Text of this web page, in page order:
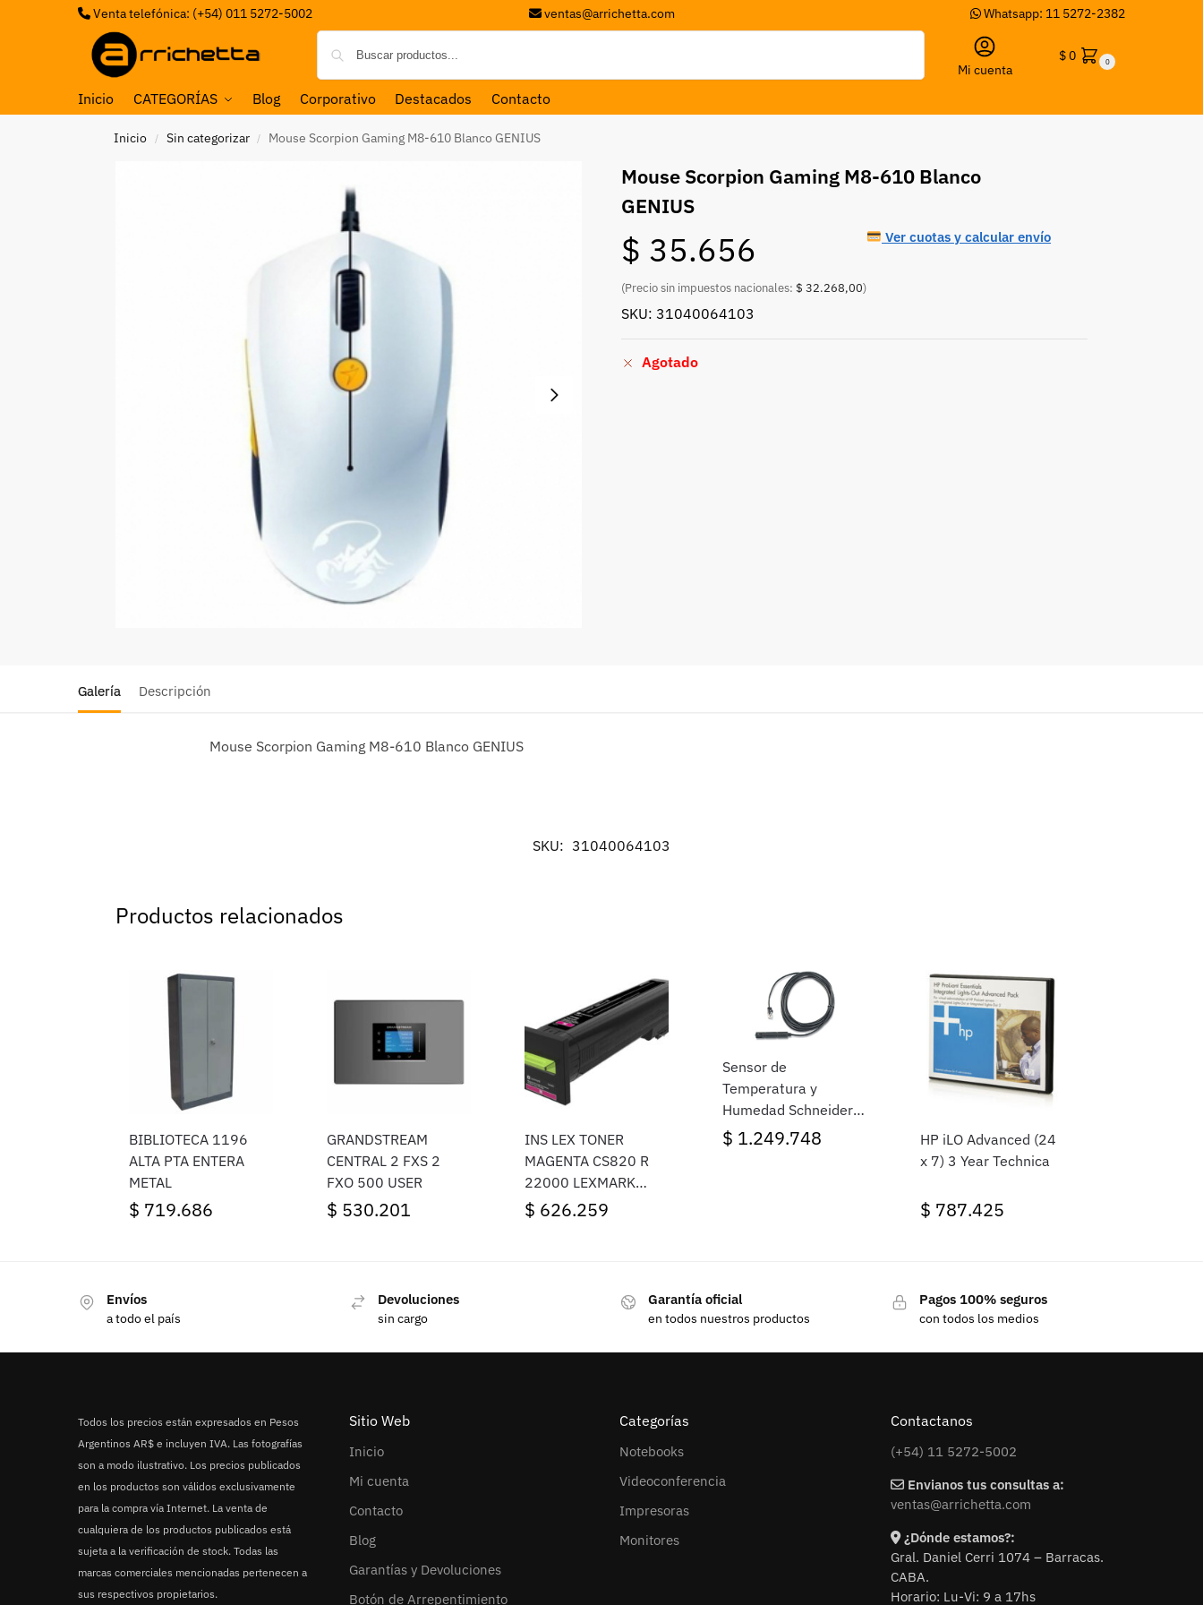
Venta telefónica: (+54) 011 5272-5002 ventas@arrichetta.com Whatsapp: 11 5272-2382
Mi cuenta
$0 0
Inicio CATEGORÍAS Blog Corporativo Destacados Contacto
Inicio / Sin categorizar / Mouse Scorpion Gaming M8-610 Blanco GENIUS
Mouse Scorpion Gaming M8-610 Blanco
GENIUS
$ 35.656
(Precio sin impuestos nacionales: $ 32.268,00)
Ver cuotas y calcular envío
SKU: 31040064103
Agotado
Galería Descripción
Mouse Scorpion Gaming M8-610 Blanco GENIUS
SKU: 31040064103
Productos relacionados
BIBLIOTECA 1196
ALTA PTA ENTERA
METAL
$ 719.686
GRANDSTREAM
CENTRAL 2 FXS 2
FXO 500 USER
$ 530.201
INS LEX TONER
MAGENTA CS820 R
22000 LEXMARK
INSUMOS
$ 626.259
Sensor de
Temperatura y
Humedad Schneider
APC AP9335TH
$ 1.249.748
HP iLO Advanced (24
x 7) 3 Year Technica
$ 787.425
Envíos
a todo el país
Devoluciones
sin cargo
Garantía oficial
en todos nuestros productos
Pagos 100% seguros
con todos los medios
Todos los precios están expresados en Pesos
Argentinos AR$ e incluyen IVA. Las fotografías
son a modo ilustrativo. Los precios publicados
en los productos son válidos exclusivamente
para la compra vía Internet. La venta de
cualquiera de los productos publicados está
sujeta a la verificación de stock. Todas las
marcas comerciales mencionadas pertenecen a
sus respectivos propietarios.
Sitio Web
Inicio
Mi cuenta
Contacto
Blog
Garantías y Devoluciones
Botón de Arrepentimiento
Categorías
Notebooks
Videoconferencia
Impresoras
Monitores
Contactanos
(+54) 11 5272-5002
Envianos tus consultas a:
ventas@arrichetta.com
¿Dónde estamos?:
Gral. Daniel Cerri 1074 – Barracas.
CABA.
Horario: Lu-Vi: 9 a 17hs